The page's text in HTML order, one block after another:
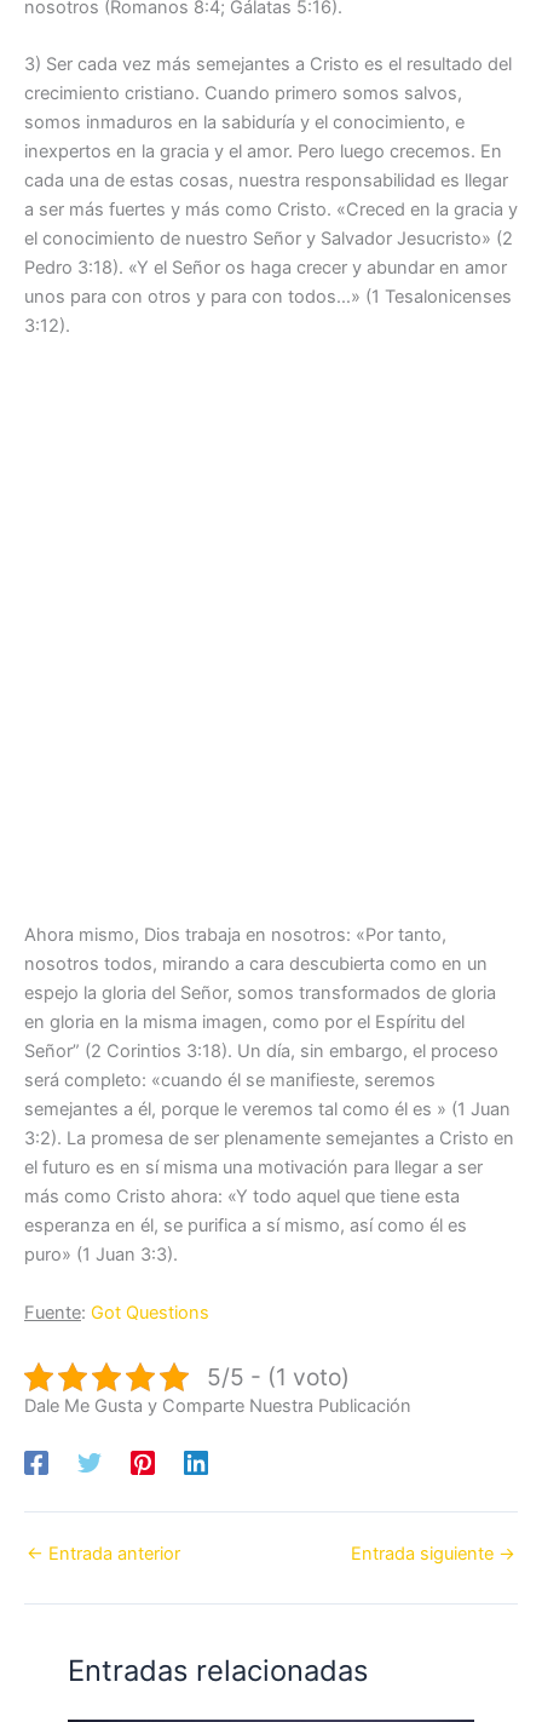
nosotros (Romanos 8:4; Gálatas 5:16).
3) Ser cada vez más semejantes a Cristo es el resultado del
crecimiento cristiano. Cuando primero somos salvos,
somos inmaduros en la sabiduría y el conocimiento, e
inexpertos en la gracia y el amor. Pero luego crecemos. En
cada una de estas cosas, nuestra responsabilidad es llegar
a ser más fuertes y más como Cristo. «Creced en la gracia y
el conocimiento de nuestro Señor y Salvador Jesucristo» (2
Pedro 3:18). «Y el Señor os haga crecer y abundar en amor
unos para con otros y para con todos…» (1 Tesalonicenses
3:12).
Ahora mismo, Dios trabaja en nosotros: «Por tanto,
nosotros todos, mirando a cara descubierta como en un
espejo la gloria del Señor, somos transformados de gloria
en gloria en la misma imagen, como por el Espíritu del
Señor” (2 Corintios 3:18). Un día, sin embargo, el proceso
será completo: «cuando él se manifieste, seremos
semejantes a él, porque le veremos tal como él es » (1 Juan
3:2). La promesa de ser plenamente semejantes a Cristo en
el futuro es en sí misma una motivación para llegar a ser
más como Cristo ahora: «Y todo aquel que tiene esta
esperanza en él, se purifica a sí mismo, así como él es
puro» (1 Juan 3:3).
Fuente: Got Questions
5/5 - (1 voto)
Dale Me Gusta y Comparte Nuestra Publicación
← Entrada anterior Entrada siguiente →
Entradas relacionadas